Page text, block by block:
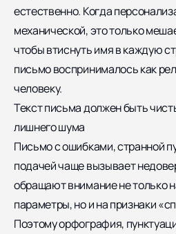
естественно. Когда
механической, это только
чтобы втиснуть имя в каждую
письмо воспринималось как
человеку.
Текст письма должен быть
лишнего шума
Письмо с ошибками, странной
подачей чаще вызывает
обращают внимание не только
параметры, но и на признаки
Поэтому орфография,